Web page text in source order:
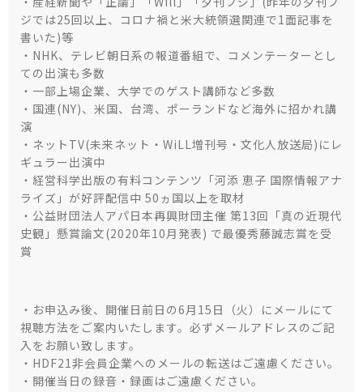
ジでは25回以上、コロナ禍と米大統領選関連で1面記事を
書いた)等
・NHK、テレビ朝日系の報道番組で、コメンテーターとし
ての出演も多数
・一部上場企業、大学でのゲスト講師など多数
・国連(NY)、米国、台湾、ポーランドなど海外に招かれ講
演
・ネットTV(未来ネット・WiLL増刊号・文化人放送局)にレ
ギュラー出演中
・経営科学出版の有料コンテンツ「河添 恵子 国際情報アナ
ライズ」が好評配信中 50ヵ国以上を取材
・公益財団法人アパ日本再興財団主催 第13回「真の近現代
史観」懸賞論文(2020年10月発表) で最優秀藤誠志賞を受
賞
・お申込み後、開催日前日の6月15日（火）にメールにて
視聴方法をご案内いたします。必ずメールアドレスのご記
入をお願い致します。
・HDF21非会員企業へのメールの転送はご遠慮ください。
・開催当日の録音・録画はご遠慮ください。